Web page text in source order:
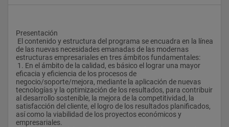
Presentación
de las nuevas necesidades emanadas de las modernas
estructuras empresariales en tres ámbitos fundamentales:
eficacia y eficiencia de los procesos de
negocio/soporte/mejora, mediante la aplicación de nuevas
tecnologías y la optimización de los resultados, para contribuir
al desarrollo sostenible, la mejora de la competitividad, la
satisfacción del cliente, el logro de los resultados planificados,
así como la viabilidad de los proyectos económicos y
empresariales.